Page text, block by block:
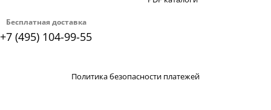
Бесплатная доставка
+7 (495) 104-99-55
Политика безопасности платежей